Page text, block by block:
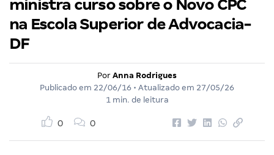
ministra curso sobre o Novo CPC
na Escola Superior de Advocacia-
DF
Por Anna Rodrigues
Publicado em 22/06/16 • Atualizado em 27/05/26
1 min. de leitura
0 0